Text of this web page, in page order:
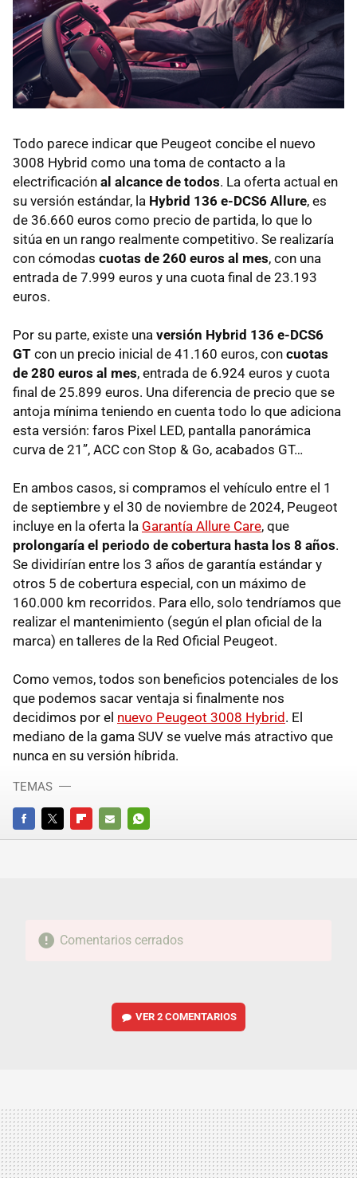
Todo parece indicar que Peugeot concibe el nuevo
3008 Hybrid como una toma de contacto a la
electrificación al alcance de todos. La oferta actual en
su versión estándar, la Hybrid 136 e-DCS6 Allure, es
de 36.660 euros como precio de partida, lo que lo
sitúa en un rango realmente competitivo. Se realizaría
con cómodas cuotas de 260 euros al mes, con una
entrada de 7.999 euros y una cuota final de 23.193
euros.
Por su parte, existe una versión Hybrid 136 e-DCS6
GT con un precio inicial de 41.160 euros, con cuotas
de 280 euros al mes, entrada de 6.924 euros y cuota
final de 25.899 euros. Una diferencia de precio que se
antoja mínima teniendo en cuenta todo lo que adiciona
esta versión: faros Pixel LED, pantalla panorámica
curva de 21”, ACC con Stop & Go, acabados GT…
En ambos casos, si compramos el vehículo entre el 1
de septiembre y el 30 de noviembre de 2024, Peugeot
incluye en la oferta la Garantía Allure Care, que
prolongaría el periodo de cobertura hasta los 8 años.
Se dividirían entre los 3 años de garantía estándar y
otros 5 de cobertura especial, con un máximo de
160.000 km recorridos. Para ello, solo tendríamos que
realizar el mantenimiento (según el plan oficial de la
marca) en talleres de la Red Oficial Peugeot.
Como vemos, todos son beneficios potenciales de los
que podemos sacar ventaja si finalmente nos
decidimos por el nuevo Peugeot 3008 Hybrid . El
mediano de la gama SUV se vuelve más atractivo que
nunca en su versión híbrida.
FACEBOOKTWITTERFLIPBOARD
E-
WHATSAPP
TEMAS
Comentarios cerrados
VER2 COMENTARIOS